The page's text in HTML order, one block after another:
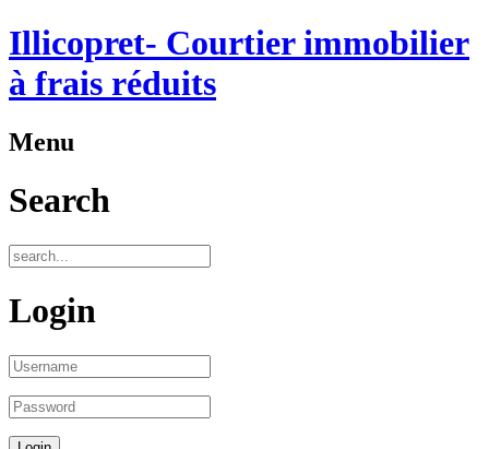
Illicopret- Courtier immobilier
à frais réduits
Menu
Search
Login